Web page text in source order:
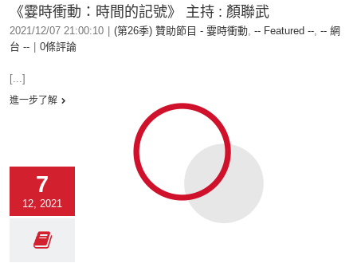
《霎時衝動：時間的記號》 主持 : 顏聯武
2021/12/07 21:00:10 (第26季) 贊助節目 - 霎時衝動, -- Featured --, -- 網
台 --
0條評論
[...]
進一步了解
7
12, 2021